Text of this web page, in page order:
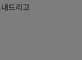
드리고